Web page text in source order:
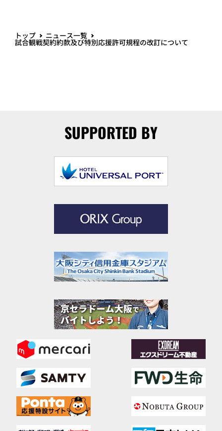
トップ ニュース一覧
試合観戦契約約款及び特別応援許可規程の改訂について
SUPPORTED BY